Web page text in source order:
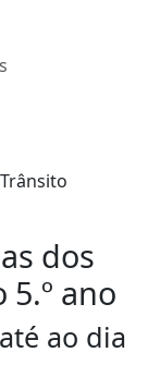
Trânsito
dos
ano
ao dia